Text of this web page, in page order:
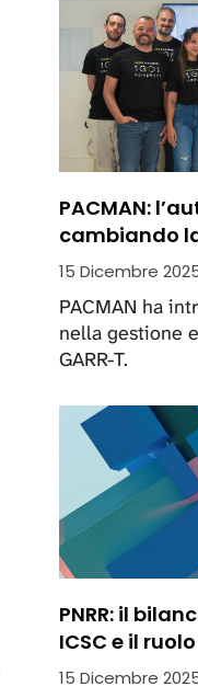
PACMAN:
cambiando
15 Dicembre
PACMAN ha
nella gestione
GARR-T.
PNRR: il
ICSC e il
15 Dicembre